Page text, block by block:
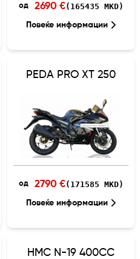
Повеќе информации
од 2690 €(165435 MKD)
PEDA PRO XT 250
Повеќе информации
од 2790 €(171585 MKD)
HMC N-19 400CC